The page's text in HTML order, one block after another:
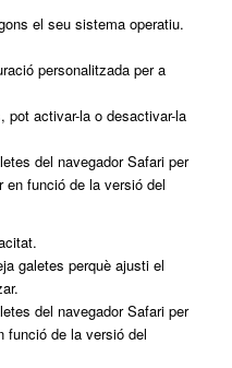
el seu sistema operatiu.
personalitzada per a
pot activar-la o desactivar-la
del navegador Safari per
en funció de la versió del
galetes perquè ajusti el
del navegador Safari per
funció de la versió del